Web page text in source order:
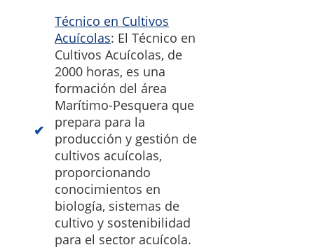
Técnico en Cultivos
Acuícolas: El Técnico en
Cultivos Acuícolas, de
2000 horas, es una
formación del área
Marítimo-Pesquera que
prepara para la
producción y gestión de
cultivos acuícolas,
proporcionando
conocimientos en
biología, sistemas de
cultivo y sostenibilidad
para el sector acuícola.